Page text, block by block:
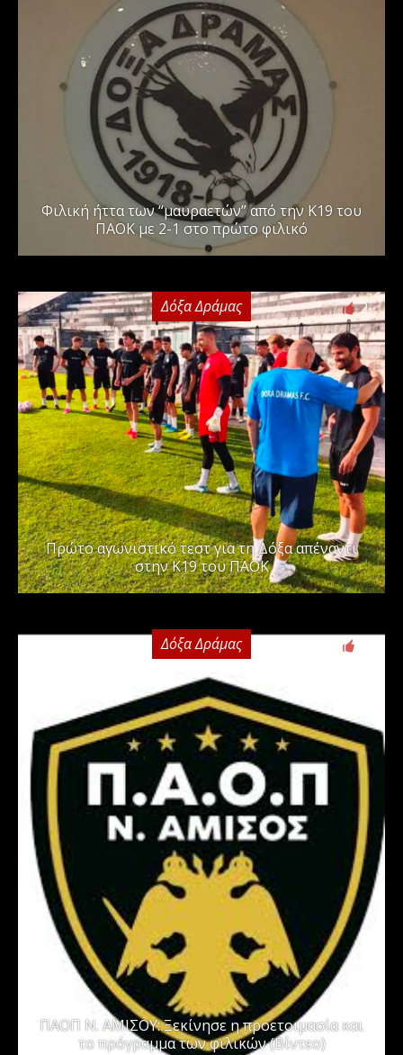
Φιλική ήττα των “μαυραετών” από την Κ19 του
ΠΑΟΚ με 2-1 στο πρώτο φιλικό
Δόξα Δράμας 2
Πρώτο αγωνιστικό τεστ για τη Δόξα απέναντι
στην Κ19 του ΠΑΟΚ
Δόξα Δράμας
ΠΑΟΠ Ν. ΑΜΙΣΟΥ: Ξεκίνησε η προετοιμασία και
το πρόγραμμα των φιλικών (Βίντεο)